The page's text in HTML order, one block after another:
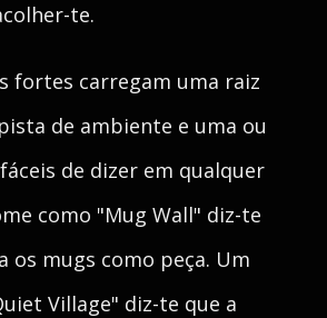
te.
fortes carregam uma raiz
de ambiente e uma ou
de dizer em qualquer
como "Mug Wall" diz-te
os mugs como peça. Um
Village" diz-te que a